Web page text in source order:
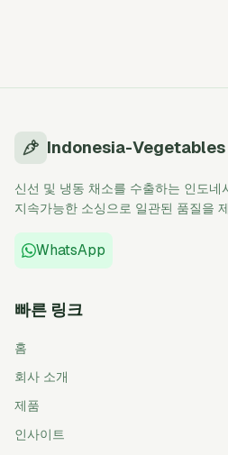
Indonesia-Vegetables
신선 및 냉동 채소를 수출하는 인도네
지속가능한 소싱으로 일관된 품질을
WhatsApp
빠른 링크
홈
회사 소개
제품
인사이트